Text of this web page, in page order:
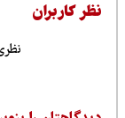
کاربران
نظری